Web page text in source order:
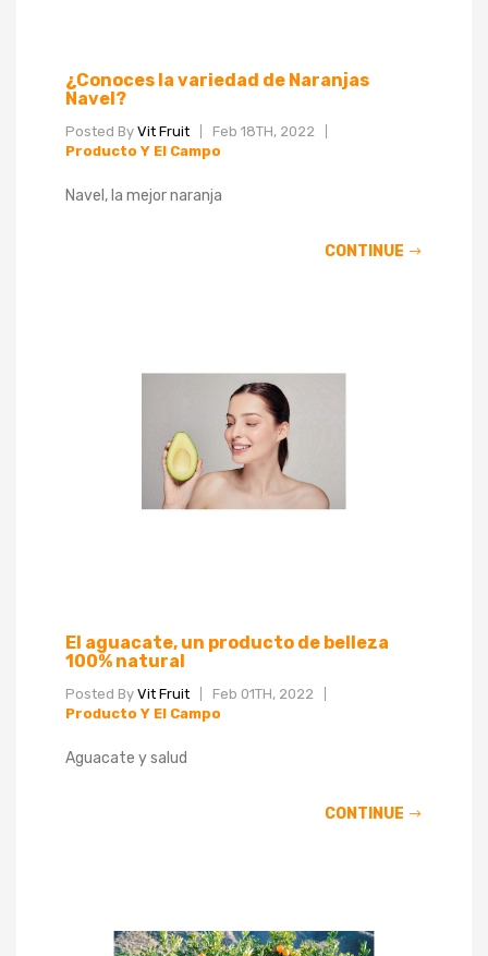
¿Conoces la variedad de Naranjas
Navel?
Posted By Vit Fruit
Feb 18TH, 2022
Producto Y El Campo
Navel, la mejor naranja
CONTINUE
El aguacate, un producto de belleza
100% natural
Posted By Vit Fruit
Feb 01TH, 2022
Producto Y El Campo
Aguacate y salud
CONTINUE